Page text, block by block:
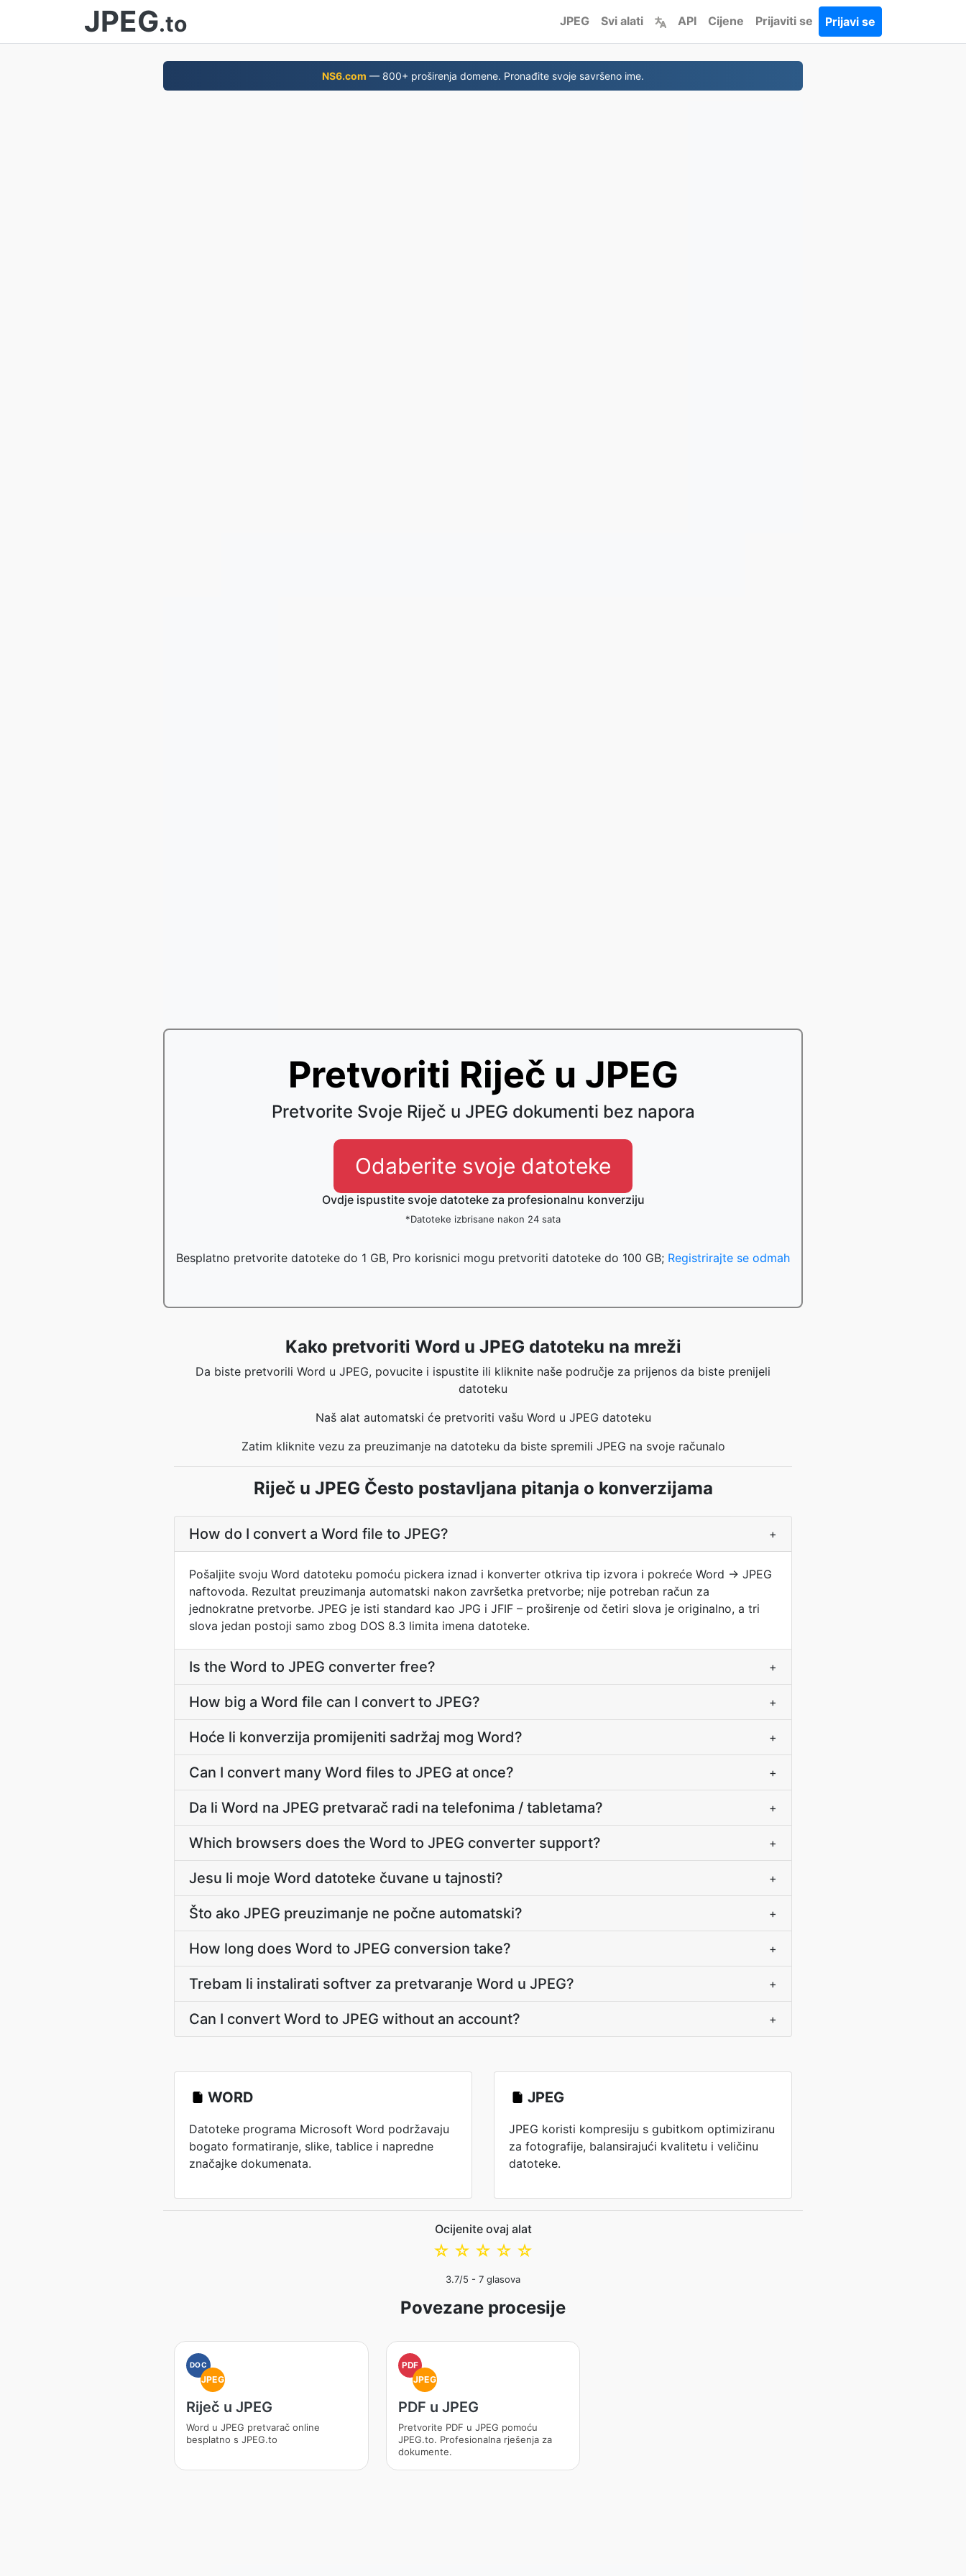
JPEG.to JPEG Svi alati API Cijene Prijaviti se Prijavi se
NS6.com — 800+ proširenja domene. Pronađite svoje savršeno ime.
Pretvoriti Riječ u JPEG
Pretvorite Svoje Riječ u JPEG dokumenti bez napora
Odaberite svoje datoteke
Ovdje ispustite svoje datoteke za profesionalnu konverziju
*Datoteke izbrisane nakon 24 sata
Besplatno pretvorite datoteke do 1 GB, Pro korisnici mogu pretvoriti datoteke do 100 GB; Registrirajte se odmah
Kako pretvoriti Word u JPEG datoteku na mreži
Da biste pretvorili Word u JPEG, povucite i ispustite ili kliknite naše područje za prijenos da biste prenijeli
datoteku
Naš alat automatski će pretvoriti vašu Word u JPEG datoteku
Zatim kliknite vezu za preuzimanje na datoteku da biste spremili JPEG na svoje računalo
Riječ u JPEG Često postavljana pitanja o konverzijama
How do I convert a Word file to JPEG? +
Pošaljite svoju Word datoteku pomoću pickera iznad i konverter otkriva tip izvora i pokreće Word → JPEG
naftovoda. Rezultat preuzimanja automatski nakon završetka pretvorbe; nije potreban račun za
jednokratne pretvorbe. JPEG je isti standard kao JPG i JFIF – proširenje od četiri slova je originalno, a tri
slova jedan postoji samo zbog DOS 8.3 limita imena datoteke.
Is the Word to JPEG converter free? +
How big a Word file can I convert to JPEG? +
Hoće li konverzija promijeniti sadržaj mog Word? +
Can I convert many Word files to JPEG at once? +
Da li Word na JPEG pretvarač radi na telefonima / tabletama? +
Which browsers does the Word to JPEG converter support? +
Jesu li moje Word datoteke čuvane u tajnosti? +
Što ako JPEG preuzimanje ne počne automatski? +
How long does Word to JPEG conversion take? +
Trebam li instalirati softver za pretvaranje Word u JPEG? +
Can I convert Word to JPEG without an account? +
WORD
Datoteke programa Microsoft Word podržavaju
bogato formatiranje, slike, tablice i napredne
značajke dokumenata.
JPEG
JPEG koristi kompresiju s gubitkom optimiziranu
za fotografije, balansirajući kvalitetu i veličinu
datoteke.
Ocijenite ovaj alat
☆
☆
☆
☆
☆
3.7/5 - 7 glasova
Povezane procesije
DOC
JPEG
Riječ u JPEG
Word u JPEG pretvarač online
besplatno s JPEG.to
PDF
JPEG
PDF u JPEG
Pretvorite PDF u JPEG pomoću
JPEG.to. Profesionalna rješenja za
dokumente.